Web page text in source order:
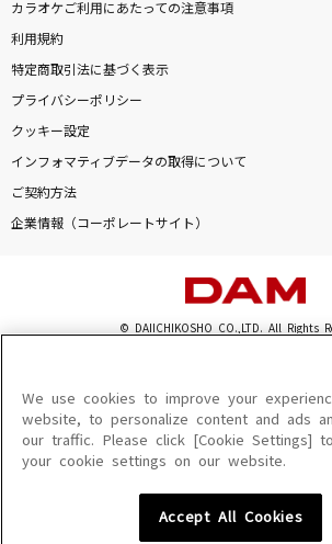
カラオケご利用にあたっての注意事項
利用規約
特定商取引法に基づく表示
プライバシーポリシー
クッキー設定
インフォマティブデータの取得について
ご契約方法
企業情報（コーポレートサイト）
© DAIICHIKOSHO CO.,LTD. All Rights
このサイトに掲載されている一切の文章・画像・写真・動
を問わず、著作権法の定める範囲を超えて無断で複製、転
を禁じます。
楽曲及びコンテンツは、機種によりご利用いただけない場
楽曲及びコンテンツの配信日、配信内容が変更になる場合
We use cookies to improve your
website, to personalize content and ads
our traffic. Please click [Cookie Settings]
your cookie settings on our website.
Accept All Cookies